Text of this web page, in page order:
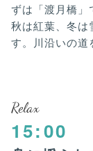
ずは「渡月橋」
秋は紅葉、冬は
す。川沿いの
Relax
15:00